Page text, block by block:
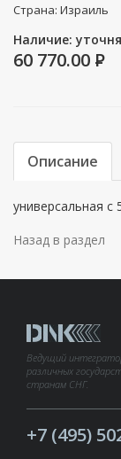
Страна: Израиль
Наличие:
60 770.00 P
Описание
универсальная с
Назад в раздел
Ведущий
различных
странам СНГ.
+7 (495)